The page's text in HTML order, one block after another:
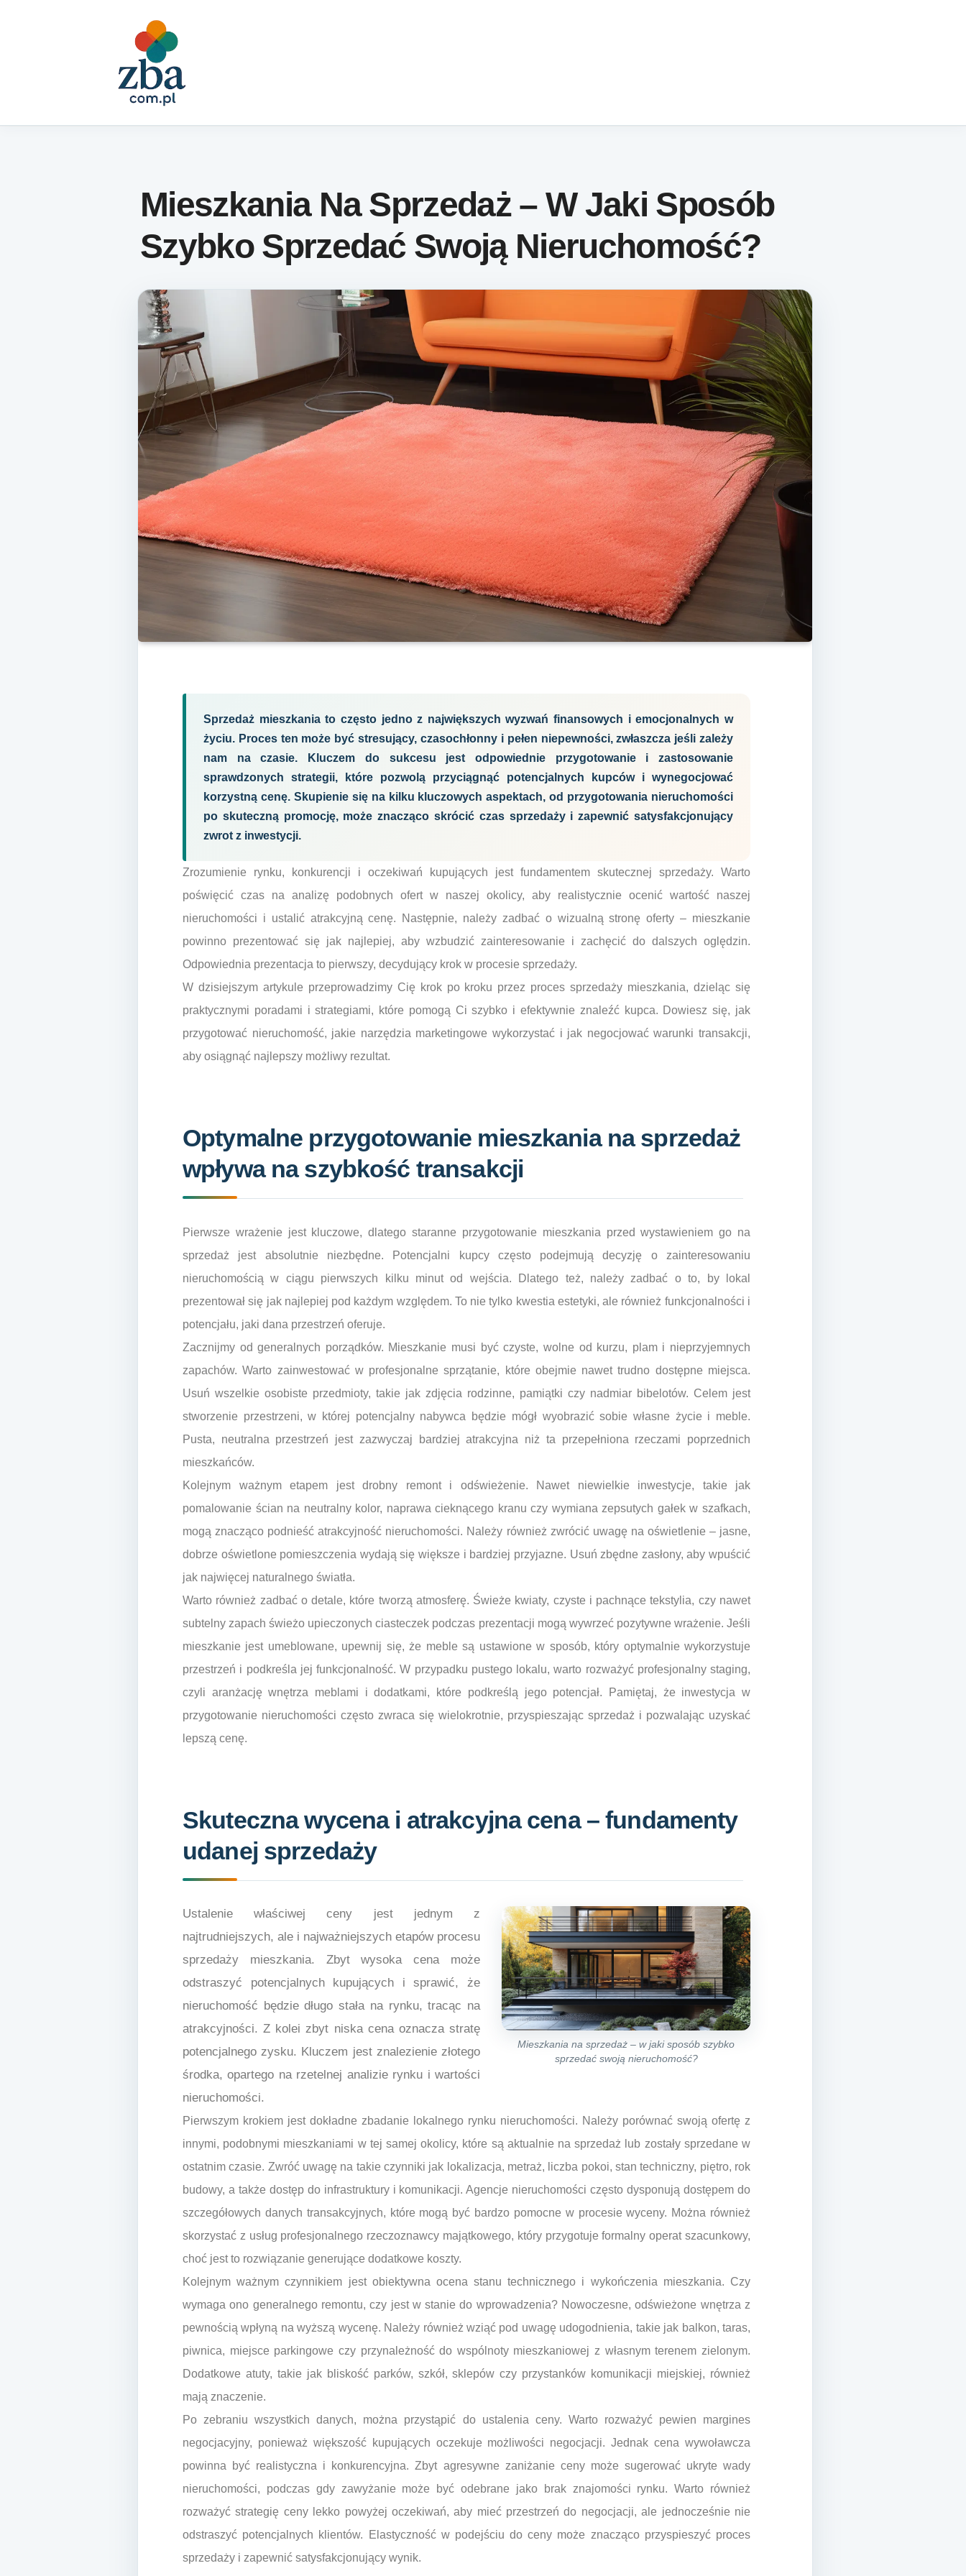
Mieszkania Na Sprzedaż – W Jaki Sposób
Szybko Sprzedać Swoją Nieruchomość?
Sprzedaż mieszkania to często jedno z największych wyzwań finansowych i emocjonalnych w
życiu. Proces ten może być stresujący, czasochłonny i pełen niepewności, zwłaszcza jeśli zależy
nam na czasie. Kluczem do sukcesu jest odpowiednie przygotowanie i zastosowanie
sprawdzonych strategii, które pozwolą przyciągnąć potencjalnych kupców i wynegocjować
korzystną cenę. Skupienie się na kilku kluczowych aspektach, od przygotowania nieruchomości
po skuteczną promocję, może znacząco skrócić czas sprzedaży i zapewnić satysfakcjonujący
zwrot z inwestycji.
Zrozumienie rynku, konkurencji i oczekiwań kupujących jest fundamentem skutecznej sprzedaży. Warto
poświęcić czas na analizę podobnych ofert w naszej okolicy, aby realistycznie ocenić wartość naszej
nieruchomości i ustalić atrakcyjną cenę. Następnie, należy zadbać o wizualną stronę oferty – mieszkanie
powinno prezentować się jak najlepiej, aby wzbudzić zainteresowanie i zachęcić do dalszych oględzin.
Odpowiednia prezentacja to pierwszy, decydujący krok w procesie sprzedaży.
W dzisiejszym artykule przeprowadzimy Cię krok po kroku przez proces sprzedaży mieszkania, dzieląc się
praktycznymi poradami i strategiami, które pomogą Ci szybko i efektywnie znaleźć kupca. Dowiesz się, jak
przygotować nieruchomość, jakie narzędzia marketingowe wykorzystać i jak negocjować warunki transakcji,
aby osiągnąć najlepszy możliwy rezultat.
Optymalne przygotowanie mieszkania na sprzedaż
wpływa na szybkość transakcji
Pierwsze wrażenie jest kluczowe, dlatego staranne przygotowanie mieszkania przed wystawieniem go na
sprzedaż jest absolutnie niezbędne. Potencjalni kupcy często podejmują decyzję o zainteresowaniu
nieruchomością w ciągu pierwszych kilku minut od wejścia. Dlatego też, należy zadbać o to, by lokal
prezentował się jak najlepiej pod każdym względem. To nie tylko kwestia estetyki, ale również funkcjonalności i
potencjału, jaki dana przestrzeń oferuje.
Zacznijmy od generalnych porządków. Mieszkanie musi być czyste, wolne od kurzu, plam i nieprzyjemnych
zapachów. Warto zainwestować w profesjonalne sprzątanie, które obejmie nawet trudno dostępne miejsca.
Usuń wszelkie osobiste przedmioty, takie jak zdjęcia rodzinne, pamiątki czy nadmiar bibelotów. Celem jest
stworzenie przestrzeni, w której potencjalny nabywca będzie mógł wyobrazić sobie własne życie i meble.
Pusta, neutralna przestrzeń jest zazwyczaj bardziej atrakcyjna niż ta przepełniona rzeczami poprzednich
mieszkańców.
Kolejnym ważnym etapem jest drobny remont i odświeżenie. Nawet niewielkie inwestycje, takie jak
pomalowanie ścian na neutralny kolor, naprawa cieknącego kranu czy wymiana zepsutych gałek w szafkach,
mogą znacząco podnieść atrakcyjność nieruchomości. Należy również zwrócić uwagę na oświetlenie – jasne,
dobrze oświetlone pomieszczenia wydają się większe i bardziej przyjazne. Usuń zbędne zasłony, aby wpuścić
jak najwięcej naturalnego światła.
Warto również zadbać o detale, które tworzą atmosferę. Świeże kwiaty, czyste i pachnące tekstylia, czy nawet
subtelny zapach świeżo upieczonych ciasteczek podczas prezentacji mogą wywrzeć pozytywne wrażenie. Jeśli
mieszkanie jest umeblowane, upewnij się, że meble są ustawione w sposób, który optymalnie wykorzystuje
przestrzeń i podkreśla jej funkcjonalność. W przypadku pustego lokalu, warto rozważyć profesjonalny staging,
czyli aranżację wnętrza meblami i dodatkami, które podkreślą jego potencjał. Pamiętaj, że inwestycja w
przygotowanie nieruchomości często zwraca się wielokrotnie, przyspieszając sprzedaż i pozwalając uzyskać
lepszą cenę.
Skuteczna wycena i atrakcyjna cena – fundamenty
udanej sprzedaży
Mieszkania na sprzedaż – w jaki sposób szybko
sprzedać swoją nieruchomość?
Ustalenie właściwej ceny jest jednym z
najtrudniejszych, ale i najważniejszych etapów procesu
sprzedaży mieszkania. Zbyt wysoka cena może
odstraszyć potencjalnych kupujących i sprawić, że
nieruchomość będzie długo stała na rynku, tracąc na
atrakcyjności. Z kolei zbyt niska cena oznacza stratę
potencjalnego zysku. Kluczem jest znalezienie złotego
środka, opartego na rzetelnej analizie rynku i wartości
nieruchomości.
Pierwszym krokiem jest dokładne zbadanie lokalnego rynku nieruchomości. Należy porównać swoją ofertę z
innymi, podobnymi mieszkaniami w tej samej okolicy, które są aktualnie na sprzedaż lub zostały sprzedane w
ostatnim czasie. Zwróć uwagę na takie czynniki jak lokalizacja, metraż, liczba pokoi, stan techniczny, piętro, rok
budowy, a także dostęp do infrastruktury i komunikacji. Agencje nieruchomości często dysponują dostępem do
szczegółowych danych transakcyjnych, które mogą być bardzo pomocne w procesie wyceny. Można również
skorzystać z usług profesjonalnego rzeczoznawcy majątkowego, który przygotuje formalny operat szacunkowy,
choć jest to rozwiązanie generujące dodatkowe koszty.
Kolejnym ważnym czynnikiem jest obiektywna ocena stanu technicznego i wykończenia mieszkania. Czy
wymaga ono generalnego remontu, czy jest w stanie do wprowadzenia? Nowoczesne, odświeżone wnętrza z
pewnością wpłyną na wyższą wycenę. Należy również wziąć pod uwagę udogodnienia, takie jak balkon, taras,
piwnica, miejsce parkingowe czy przynależność do wspólnoty mieszkaniowej z własnym terenem zielonym.
Dodatkowe atuty, takie jak bliskość parków, szkół, sklepów czy przystanków komunikacji miejskiej, również
mają znaczenie.
Po zebraniu wszystkich danych, można przystąpić do ustalenia ceny. Warto rozważyć pewien margines
negocjacyjny, ponieważ większość kupujących oczekuje możliwości negocjacji. Jednak cena wywoławcza
powinna być realistyczna i konkurencyjna. Zbyt agresywne zaniżanie ceny może sugerować ukryte wady
nieruchomości, podczas gdy zawyżanie może być odebrane jako brak znajomości rynku. Warto również
rozważyć strategię ceny lekko powyżej oczekiwań, aby mieć przestrzeń do negocjacji, ale jednocześnie nie
odstraszyć potencjalnych klientów. Elastyczność w podejściu do ceny może znacząco przyspieszyć proces
sprzedaży i zapewnić satysfakcjonujący wynik.